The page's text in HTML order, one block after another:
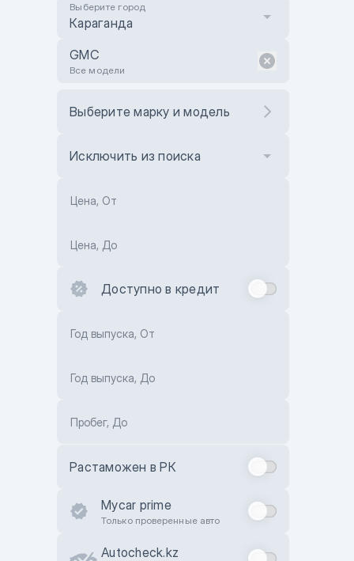
Выберите город
Караганда
GMC
Все модели
Выберите марку и модель
Исключить из поиска
Цена, От
Цена, До
Доступно в кредит
Год выпуска, От
Год выпуска, До
Пробег, До
Растаможен в РК
Mycar prime
Только проверенные авто
Autocheck.kz